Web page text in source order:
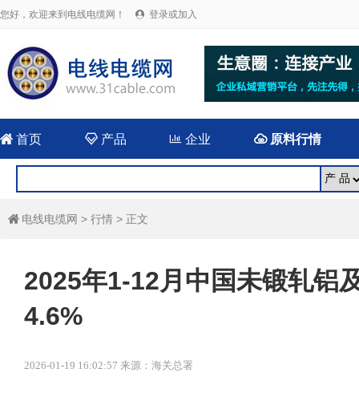
您好，欢迎来到电线电缆网！  登录或加入
 首页 产品  企业 原料行情
 电线电缆网 > 行情 > 正文
2025年1-12月中国未锻轧铝
4.6%
2026-01-19 16:02:57 来源：海关总署